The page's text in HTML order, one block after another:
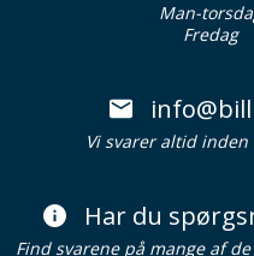
Man-
Fredag
Vi svarer altid
Har du
Find svarene på mange af